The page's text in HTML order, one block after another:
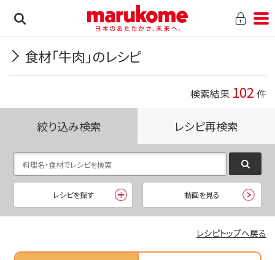
食材「牛肉」のレシピ
検索結果 102 件
絞り込み検索 レシピ再検索
レシピを探す 動画を見る
レシピトップへ戻る